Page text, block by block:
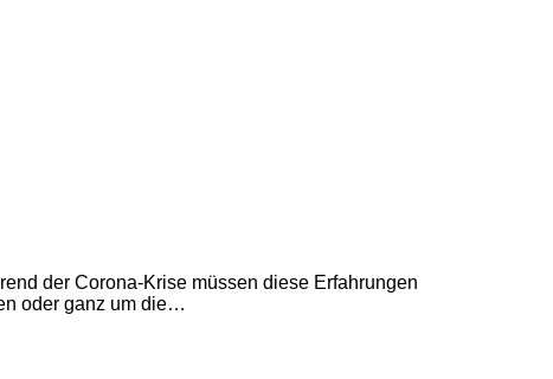
der Corona-Krise müssen diese Erfahrungen
oder ganz um die…